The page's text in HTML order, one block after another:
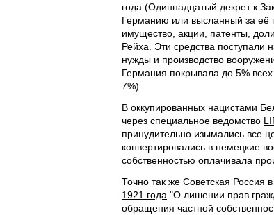
года (Одиннадцатый декрет к
Германию или высланный за её
имущество, акции, патенты,
Рейха. Эти средства поступали
нужды и производство
Германия покрывала до 5% всех
7%).
В оккупированных нацистами
через специальное ведомство
принудительно изымались все
конвертировались в немецкие
собственностью оплачивала
Точно так же Советская Россия
1921 года "О лишении прав
обращения частной